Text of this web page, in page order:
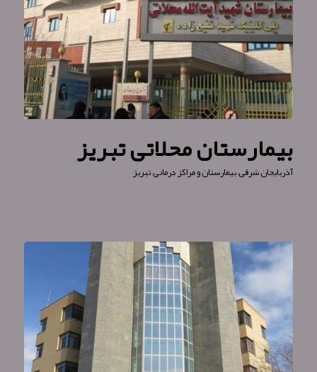
بیمارستان محلاتی تبریز
آذربایجان شرقی,بیمارستان و مراکز درمانی,تبریز